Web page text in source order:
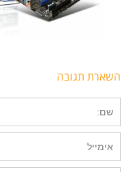
השארת תגובה